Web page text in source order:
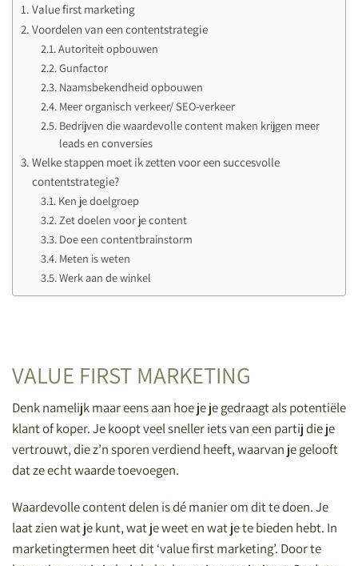
Value first marketing
Voordelen van een contentstrategie
Autoriteit opbouwen
Gunfactor
Naamsbekendheid opbouwen
Meer organisch verkeer/ SEO-verkeer
Bedrijven die waardevolle content maken krijgen meer
leads en conversies
Welke stappen moet ik zetten voor een succesvolle
contentstrategie?
Ken je doelgroep
Zet doelen voor je content
Doe een contentbrainstorm
Meten is weten
Werk aan de winkel
VALUE FIRST MARKETING
Denk namelijk maar eens aan hoe je je gedraagt als potentiële
klant of koper. Je koopt veel sneller iets van een partij die je
vertrouwt, die z’n sporen verdiend heeft, waarvan je gelooft
dat ze echt waarde toevoegen.
Waardevolle content delen is dé manier om dit te doen. Je
laat zien wat je kunt, wat je weet en wat je te bieden hebt. In
marketingtermen heet dit ‘value first marketing’. Door te